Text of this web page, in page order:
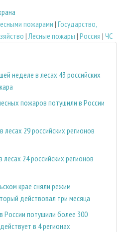
пожарами | Государство,
|Лесные пожары | Россия | ЧС
неделе в лесах 43 российских
пожаров потушили в России
лесах 29 российских регионов
24 российских регионов
крае сняли режим
действовал три месяца
России потушили более 300
в 4 регионах